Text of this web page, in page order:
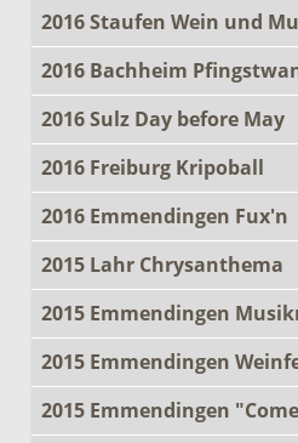
2016 Staufen Wein und
2016 Bachheim
2016 Sulz Day before May
2016 Freiburg Kripoball
2016 Emmendingen Fux'n
2015 Lahr Chrysanthema
2015 Emmendingen
2015 Emmendingen
2015 Emmendingen